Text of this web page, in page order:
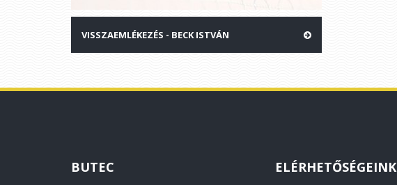
VISSZAEMLÉKEZÉS - BECK ISTVÁN
BUTEC ELÉRHETŐSÉGEINK